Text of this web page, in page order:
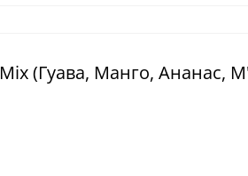
(Гуава, Манго, Ананас,